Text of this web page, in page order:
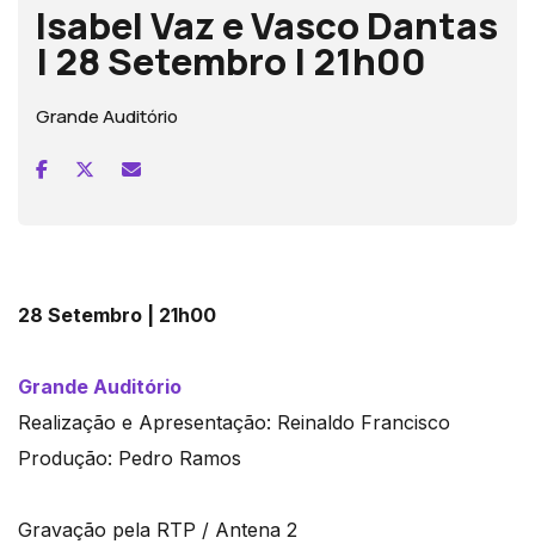
Isabel Vaz e Vasco Dantas
| 28 Setembro | 21h00
Grande Auditório
28 Setembro | 21h00
Grande Auditório
Realização e Apresentação: Reinaldo Francisco
Produção: Pedro Ramos
Gravação pela RTP / Antena 2